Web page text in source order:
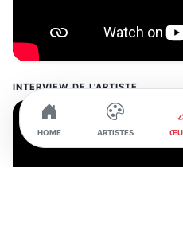
HOME ARTISTES
INTERVIEW DE L'ARTISTE